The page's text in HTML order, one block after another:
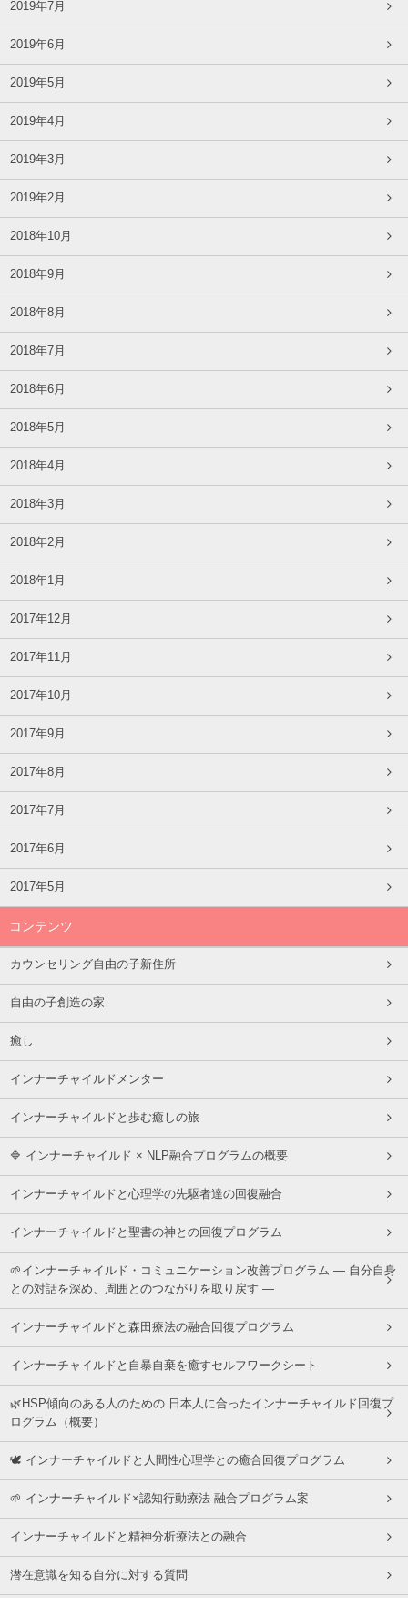
2019年7月
2019年6月
2019年5月
2019年4月
2019年3月
2019年2月
2018年10月
2018年9月
2018年8月
2018年7月
2018年6月
2018年5月
2018年4月
2018年3月
2018年2月
2018年1月
2017年12月
2017年11月
2017年10月
2017年9月
2017年8月
2017年7月
2017年6月
2017年5月
コンテンツ
カウンセリング自由の子新住所
自由の子創造の家
癒し
インナーチャイルドメンター
インナーチャイルドと歩む癒しの旅
🔷 インナーチャイルド × NLP融合プログラムの概要
インナーチャイルドと心理学の先駆者達の回復融合
インナーチャイルドと聖書の神との回復プログラム
🌱インナーチャイルド・コミュニケーション改善プログラム ― 自分自身
との対話を深め、周囲とのつながりを取り戻す ―
インナーチャイルドと森田療法の融合回復プログラム
インナーチャイルドと自暴自棄を癒すセルフワークシート
🌿HSP傾向のある人のための 日本人に合ったインナーチャイルド回復プ
ログラム（概要）
🕊 インナーチャイルドと人間性心理学との癒合回復プログラム
🌱 インナーチャイルド×認知行動療法 融合プログラム案
インナーチャイルドと精神分析療法との融合
潜在意識を知る自分に対する質問